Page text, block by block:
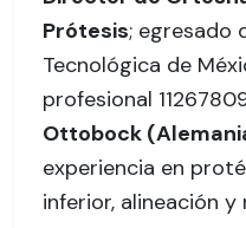
Prótesis; egresado
Tecnológica de
profesional
Ottobock
experiencia en
inferior, alineación